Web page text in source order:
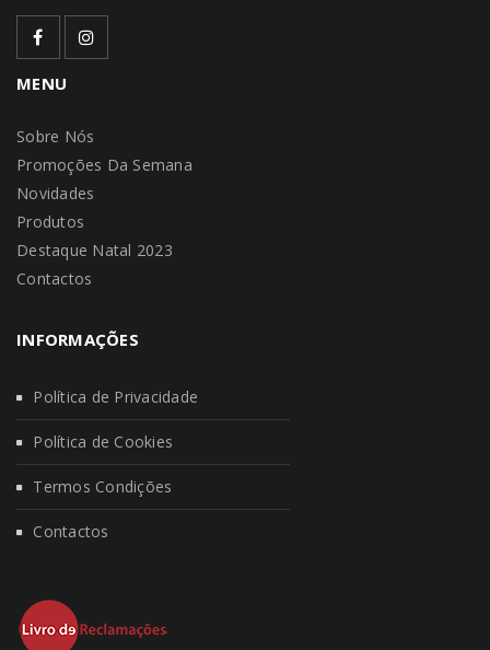
MENU
Sobre Nós
Promoções Da Semana
Novidades
Produtos
Destaque Natal 2023
Contactos
INFORMAÇÕES
Política de Privacidade
Política de Cookies
Termos Condições
Contactos